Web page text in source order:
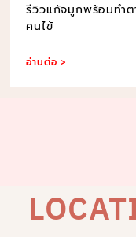
รีวิวแก้จมูกพร้อมทำ
คนไข้
อ่านต่อ >